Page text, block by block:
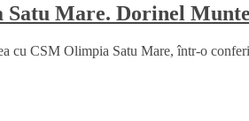
Mare. Dorinel
cu CSM Olimpia Satu Mare, într-o